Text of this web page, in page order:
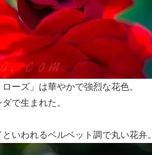
ローズ」は華やかで強烈な花色。
で生まれた。
いわれるベルベット調で丸い花弁。